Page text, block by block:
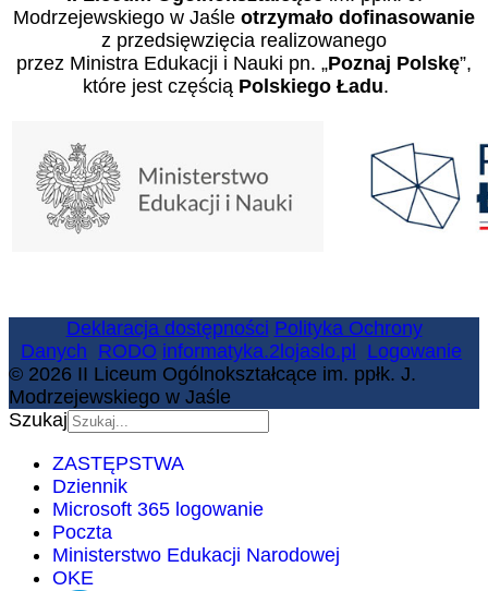
Modrzejewskiego w Jaśle otrzymało dofinasowanie
z przedsięwzięcia realizowanego
przez Ministra Edukacji i Nauki pn. „Poznaj Polskę”,
które jest częścią Polskiego Ładu.
Deklaracja dostępności Polityka Ochrony
Danych RODO informatyka.2lojaslo.pl
Logowanie
© 2026 II Liceum Ogólnokształcące im. ppłk. J.
Modrzejewskiego w Jaśle
Szukaj
ZASTĘPSTWA
Dziennik
Microsoft 365 logowanie
Poczta
Ministerstwo Edukacji Narodowej
OKE